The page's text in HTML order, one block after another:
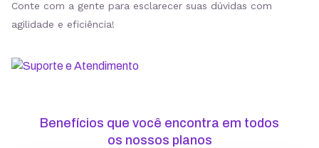
Conte com a gente para esclarecer suas dúvidas com
agilidade e eficiência!
Benefícios que você encontra em todos
os nossos planos